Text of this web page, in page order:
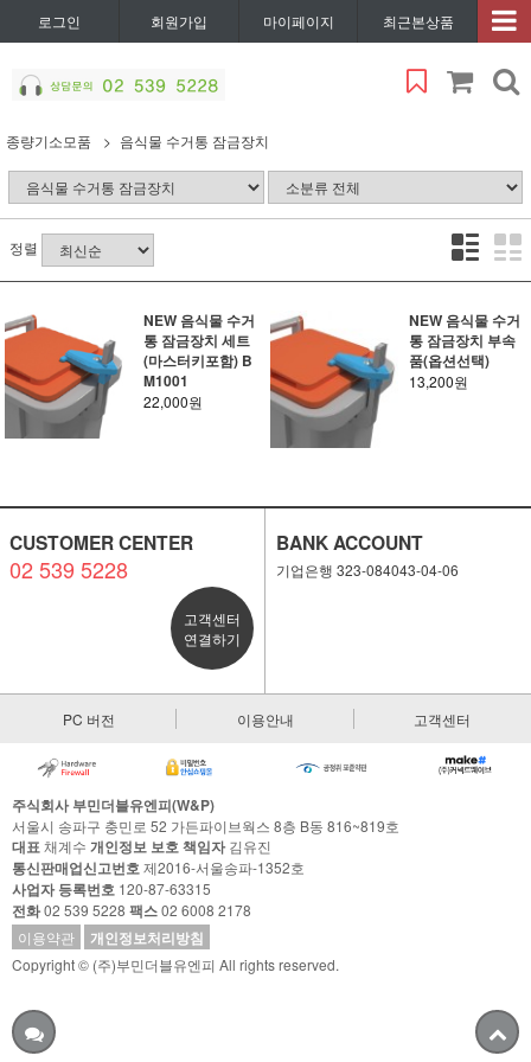
로그인 회원가입 마이페이지 최근본상품
종량기소모품 음식물 수거통 잠금장치
정렬
NEW 음식물 수거
통 잠금장치 세트
(마스터키포함) B
M1001
22,000원
NEW 음식물 수거
통 잠금장치 부속
품(옵션선택)
13,200원
CUSTOMER CENTER
02 539 5228
고객센터
연결하기
BANK ACCOUNT
기업은행 323-084043-04-06
PC 버전 이용안내 고객센터
주식회사 부민더블유엔피(W&P)
서울시 송파구 충민로 52 가든파이브웍스 8층 B동 816~819호
대표채계수 개인정보 보호 책임자김유진
통신판매업신고번호제2016-서울송파-1352호
사업자 등록번호 120-87-63315
전화02 539 5228 팩스02 6008 2178
이용약관
개인정보처리방침
Copyright © (주)부민더블유엔피 All rights reserved.